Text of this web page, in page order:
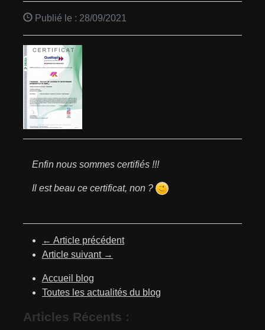
Publié le : 28/09/2021
Enfin nous sommes certifiés !!!
Il est beau ce certificat, non ?
← Article précédent
Article suivant →
Accueil blog
Toutes les actualités du blog
Articles Récents :